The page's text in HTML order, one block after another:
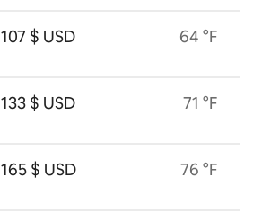
107 $ USD
133 $ USD
165 $ USD
64 °F
71 °F
76 °F